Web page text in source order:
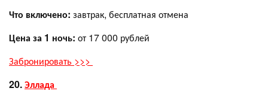
Что включено: завтрак, бесплатная отмена
Цена за 1 ночь: от 17 000 рублей
Забронировать >>>
20.Эллада